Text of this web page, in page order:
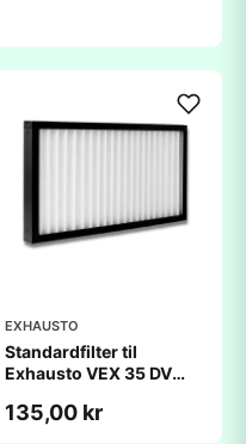
EXHAUSTO
Standardfilter til
Exhausto VEX 35 DV
135,00 kr